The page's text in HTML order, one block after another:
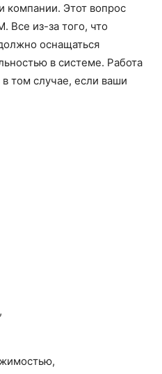
компании. Этот вопрос
Все из-за того, что
оснащаться
в системе. Работа
том случае, если ваши